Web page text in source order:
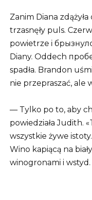
Zanim Diana
trzasnęły puls.
powietrze i
Diany. Oddech
spadła. Brandon
nie przepraszać, ale
— Tylko po to, aby
powiedziała Judith.
wszystkie żywe
Wino kapiącą na
winogronami i wstyd.